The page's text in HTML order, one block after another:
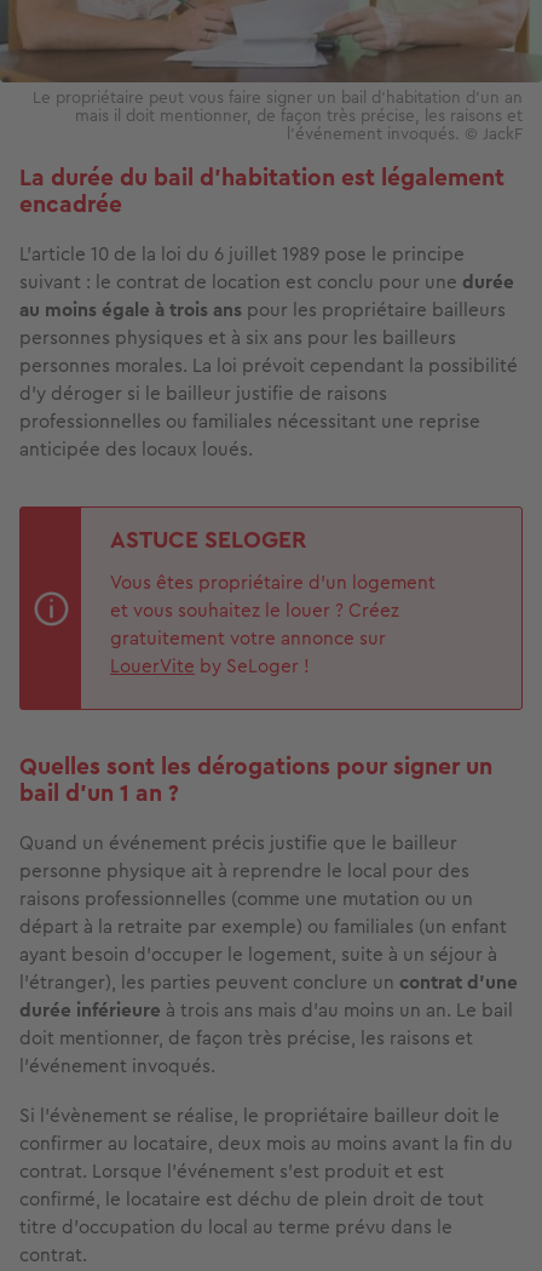
Le propriétaire peut vous faire signer un bail d'habitation d'un an
mais il doit mentionner, de façon très précise, les raisons et
l'événement invoqués. © JackF
La durée du bail d'habitation est légalement
encadrée
L’article 10 de la loi du 6 juillet 1989 pose le principe
suivant : le contrat de location est conclu pour une durée
au moins égale à trois ans pour les propriétaire bailleurs
personnes physiques et à six ans pour les bailleurs
personnes morales. La loi prévoit cependant la possibilité
d’y déroger si le bailleur justifie de raisons
professionnelles ou familiales nécessitant une reprise
anticipée des locaux loués.
ASTUCE SELOGER
Vous êtes propriétaire d’un logement
et vous souhaitez le louer ? Créez
gratuitement votre annonce sur
LouerVite by SeLoger !
Quelles sont les dérogations pour signer un
bail d'un 1 an ?
Quand un événement précis justifie que le bailleur
personne physique ait à reprendre le local pour des
raisons professionnelles (comme une mutation ou un
départ à la retraite par exemple) ou familiales (un enfant
ayant besoin d’occuper le logement, suite à un séjour à
l’étranger), les parties peuvent conclure un contrat d'une
durée inférieure à trois ans mais d'au moins un an. Le bail
doit mentionner, de façon très précise, les raisons et
l'événement invoqués.
Si l’évènement se réalise, le propriétaire bailleur doit le
confirmer au locataire, deux mois au moins avant la fin du
contrat. Lorsque l'événement s'est produit et est
confirmé, le locataire est déchu de plein droit de tout
titre d'occupation du local au terme prévu dans le
contrat.